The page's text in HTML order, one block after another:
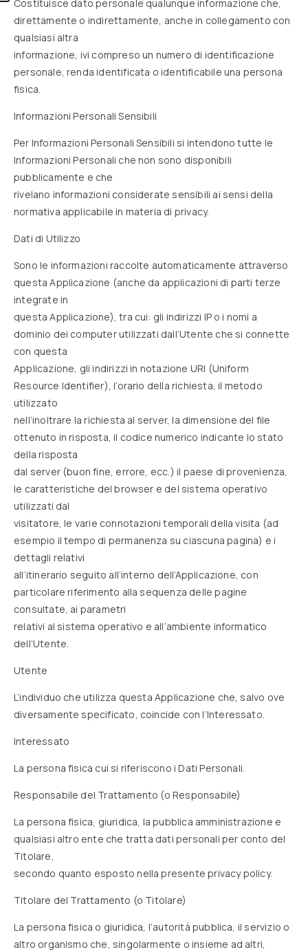
Costituisce dato personale qualunque informazione che,
direttamente o indirettamente, anche in collegamento con
qualsiasi altra
informazione, ivi compreso un numero di identificazione
personale, renda identificata o identificabile una persona
fisica.
Informazioni Personali Sensibili
Per Informazioni Personali Sensibili si intendono tutte le
Informazioni Personali che non sono disponibili
pubblicamente e che
rivelano informazioni considerate sensibili ai sensi della
normativa applicabile in materia di privacy.
Dati di Utilizzo
Sono le informazioni raccolte automaticamente attraverso
questa Applicazione (anche da applicazioni di parti terze
integrate in
questa Applicazione), tra cui: gli indirizzi IP o i nomi a
dominio dei computer utilizzati dall’Utente che si connette
con questa
Applicazione, gli indirizzi in notazione URI (Uniform
Resource Identifier), l’orario della richiesta, il metodo
utilizzato
nell’inoltrare la richiesta al server, la dimensione del file
ottenuto in risposta, il codice numerico indicante lo stato
della risposta
dal server (buon fine, errore, ecc.) il paese di provenienza,
le caratteristiche del browser e del sistema operativo
utilizzati dal
visitatore, le varie connotazioni temporali della visita (ad
esempio il tempo di permanenza su ciascuna pagina) e i
dettagli relativi
all’itinerario seguito all’interno dell’Applicazione, con
particolare riferimento alla sequenza delle pagine
consultate, ai parametri
relativi al sistema operativo e all’ambiente informatico
dell’Utente.
Utente
L’individuo che utilizza questa Applicazione che, salvo ove
diversamente specificato, coincide con l’Interessato.
Interessato
La persona fisica cui si riferiscono i Dati Personali.
Responsabile del Trattamento (o Responsabile)
La persona fisica, giuridica, la pubblica amministrazione e
qualsiasi altro ente che tratta dati personali per conto del
Titolare,
secondo quanto esposto nella presente privacy policy.
Titolare del Trattamento (o Titolare)
La persona fisica o giuridica, l’autorità pubblica, il servizio o
altro organismo che, singolarmente o insieme ad altri,